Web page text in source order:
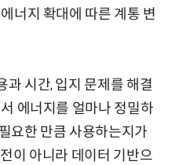
너지 확대에 따른 계통 변
과 시간, 입지 문제를 해결
에너지를 얼마나 정밀하
요한 만큼 사용하는지가
이 아니라 데이터 기반으